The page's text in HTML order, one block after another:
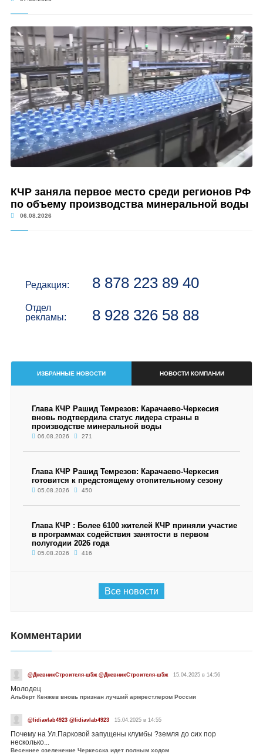
КЧР заняла первое место среди регионов РФ
по объему производства минеральной воды
06.08.2026
Редакция: 8 878 223 89 40
Отдел
рекламы:
8 928 326 58 88
ИЗБРАННЫЕ НОВОСТИ НОВОСТИ КОМПАНИИ
Глава КЧР Рашид Темрезов: Карачаево-Черкесия
вновь подтвердила статус лидера страны в
производстве минеральной воды
06.08.2026 271
Глава КЧР Рашид Темрезов: Карачаево-Черкесия
готовится к предстоящему отопительному сезону
05.08.2026 450
Глава КЧР : Более 6100 жителей КЧР приняли участие
в программах содействия занятости в первом
полугодии 2026 года
05.08.2026 416
Все новости
Комментарии
@ДневникСтроителя-ш5ж @ДневникСтроителя-ш5ж 15.04.2025 в 14:56
Молодец
Альберт Кенжев вновь признан лучший армрестлером России
@lidiavlab4923 @lidiavlab4923 15.04.2025 в 14:55
Почему на Ул.Парковой запущены клумбы ?земля до сих пор
несколько...
Весеннее озеленение Черкесска идет полным ходом